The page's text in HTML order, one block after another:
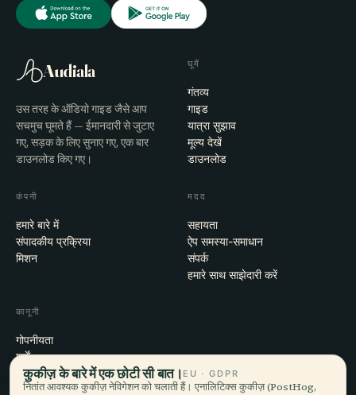
Audiala
उस तरह के ऑडियो गाइड जैसे आप
सचमुच घूमते हैं — ईमानदारी से जुटाए
गए, सड़क के लिए सुनाए गए, एक बार
डाउनलोड किए गए।
घूमें
गंतव्य
गाइड
यात्रा सुझाव
मूल्य देखें
डाउनलोड
कंपनी
हमारे बारे में
संपादकीय प्रक्रिया
मिशन
मदद
सहायता
ऐप समस्या-समाधान
संपर्क
हमारे साथ साझेदारी करें
कानूनी
गोपनीयता
शर्तें
कुकी सेटिंग्स
खाता हटाएँ
कुकीज़ के बारे में एक छोटी सी बात। EU · GDPR
नितांत आवश्यक कुकीज़ नेविगेशन को चलाती हैं। एनालिटिक्स कुकीज़ (PostHog,